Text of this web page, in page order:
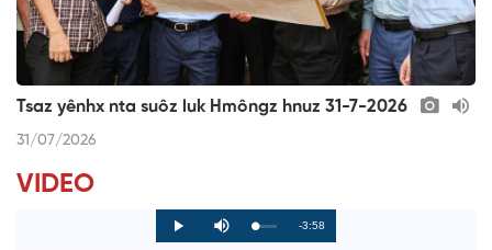
Tsaz yênhx nta suôz luk Hmôngz hnuz 31-7-2026
31/07/2026
VIDEO
P
l
M
u
L
o
P
r
R
-3:58